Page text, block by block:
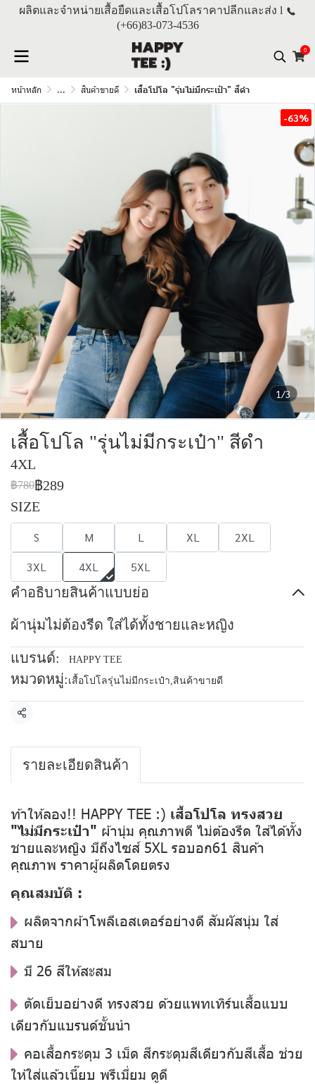
ผลิตและจำหน่ายเสื้อยืดและเสื้อโปโลราคาปลีกและส่ง l
(+66)83-073-4536
0
หน้าหลัก ... สินค้าขายดี เสื้อโปโล "รุ่นไม่มีกระเป๋า" สีดำ
1/3
-63%
เสื้อโปโล "รุ่นไม่มีกระเป๋า" สีดำ
4XL
฿780฿289
SIZE
S M L XL
2XL
3XL
4XL 5XL
คำอธิบายสินค้าแบบย่อ
ผ้านุ่มไม่ต้องรีด ใส่ได้ทั้งชายและหญิง
แบรนด์: HAPPY TEE
หมวดหมู่: เสื้อโปโลรุ่นไม่มีกระเป๋า,สินค้าขายดี
แชร์
รายละเอียดสินค้า
ท้าให้ลอง!! HAPPY TEE :) เสื้อโปโล ทรงสวย
"ไม่มีกระเป๋า" ผ้านุ่ม คุณภาพดี ไม่ต้องรีด ใส่ได้ทั้ง
ชายและหญิง มีถึงไซส์ 5XL รอบอก61 สินค้า
คุณภาพ ราคาผู้ผลิตโดยตรง
คุณสมบัติ :
ผลิตจากผ้าโพลีเอสเตอร์อย่างดี สัมผัสนุ่ม ใส่
สบาย
มี 26 สีให้สะสม
ตัดเย็บอย่างดี ทรงสวย ด้วยแพทเทิร์นเสื้อแบบ
เดียวกับแบรนด์ชั้นนำ
คอเสื้อกระดุม 3 เม็ด สีกระดุมสีเดียวกับสีเสื้อ ช่วย
ให้ใส่แล้วเนี๊ยบ พรีเมี่ยม ดูดี